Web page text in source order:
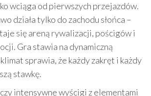
wciąga od pierwszych przejazdów.
działa tylko do zachodu słońca –
się areną rywalizacji, pościgów i
Gra stawia na dynamiczną
sprawia, że każdy zakręt i każdy
stawkę.
intensywne wyścigi z elementami